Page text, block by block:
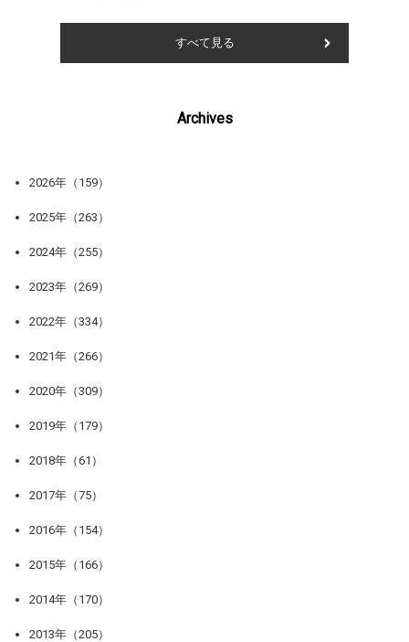
すべて見る
Archives
2026年（159）
2025年（263）
2024年（255）
2023年（269）
2022年（334）
2021年（266）
2020年（309）
2019年（179）
2018年（61）
2017年（75）
2016年（154）
2015年（166）
2014年（170）
2013年（205）